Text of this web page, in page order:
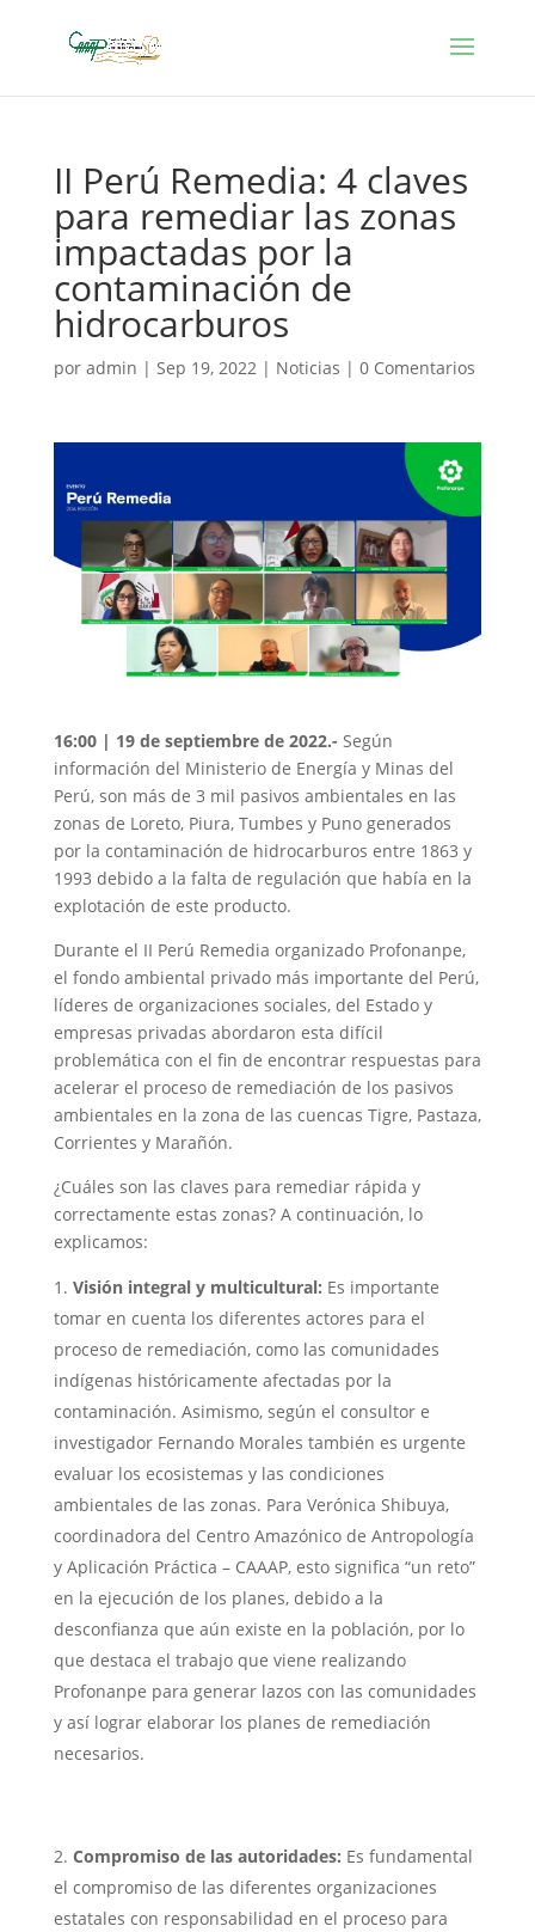
II Perú Remedia: 4 claves
para remediar las zonas
impactadas por la
contaminación de
hidrocarburos
por admin | Sep 19, 2022| Noticias | 0 Comentarios
16:00 | 19 de septiembre de 2022.- Según
información del Ministerio de Energía y Minas del
Perú, son más de 3 mil pasivos ambientales en las
zonas de Loreto, Piura, Tumbes y Puno generados
por la contaminación de hidrocarburos entre 1863 y
1993 debido a la falta de regulación que había en la
explotación de este producto.
Durante el II Perú Remedia organizado Profonanpe,
el fondo ambiental privado más importante del Perú,
líderes de organizaciones sociales, del Estado y
empresas privadas abordaron esta difícil
problemática con el fin de encontrar respuestas para
acelerar el proceso de remediación de los pasivos
ambientales en la zona de las cuencas Tigre, Pastaza,
Corrientes y Marañón.
¿Cuáles son las claves para remediar rápida y
correctamente estas zonas? A continuación, lo
explicamos:
Visión integral y multicultural: Es importante
tomar en cuenta los diferentes actores para el
proceso de remediación, como las comunidades
indígenas históricamente afectadas por la
contaminación. Asimismo, según el consultor e
investigador Fernando Morales también es urgente
evaluar los ecosistemas y las condiciones
ambientales de las zonas. Para Verónica Shibuya,
coordinadora del Centro Amazónico de Antropología
y Aplicación Práctica – CAAAP, esto significa “un reto”
en la ejecución de los planes, debido a la
desconfianza que aún existe en la población, por lo
que destaca el trabajo que viene realizando
Profonanpe para generar lazos con las comunidades
y así lograr elaborar los planes de remediación
necesarios.
Compromiso de las autoridades: Es fundamental
el compromiso de las diferentes organizaciones
estatales con responsabilidad en el proceso para